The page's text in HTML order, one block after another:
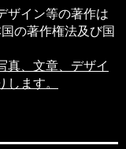
ザイン等の著作は
の著作権法及び国
真、文章、デザイ
ます。